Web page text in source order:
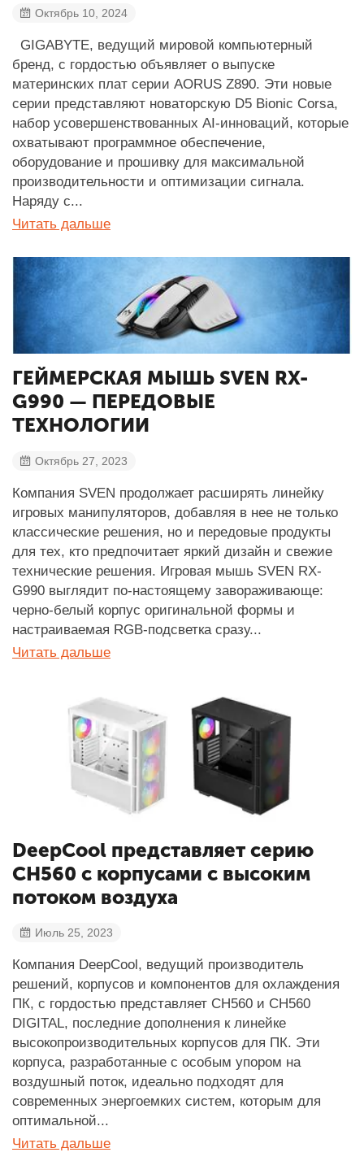
Октябрь 10, 2024
GIGABYTE, ведущий мировой компьютерный
бренд, с гордостью объявляет о выпуске
материнских плат серии AORUS Z890. Эти новые
серии представляют новаторскую D5 Bionic Corsa,
набор усовершенствованных AI-инноваций, которые
охватывают программное обеспечение,
оборудование и прошивку для максимальной
производительности и оптимизации сигнала.
Наряду с...
Читать дальше
ГЕЙМЕРСКАЯ МЫШЬ SVEN RX-
G990 — ПЕРЕДОВЫЕ
ТЕХНОЛОГИИ
Октябрь 27, 2023
Компания SVEN продолжает расширять линейку
игровых манипуляторов, добавляя в нее не только
классические решения, но и передовые продукты
для тех, кто предпочитает яркий дизайн и свежие
технические решения. Игровая мышь SVEN RX-
G990 выглядит по-настоящему завораживающе:
черно-белый корпус оригинальной формы и
настраиваемая RGB-подсветка сразу...
Читать дальше
DeepCool представляет серию
CH560 с корпусами с высоким
потоком воздуха
Июль 25, 2023
Компания DeepCool, ведущий производитель
решений, корпусов и компонентов для охлаждения
ПК, с гордостью представляет CH560 и CH560
DIGITAL, последние дополнения к линейке
высокопроизводительных корпусов для ПК. Эти
корпуса, разработанные с особым упором на
воздушный поток, идеально подходят для
современных энергоемких систем, которым для
оптимальной...
Читать дальше